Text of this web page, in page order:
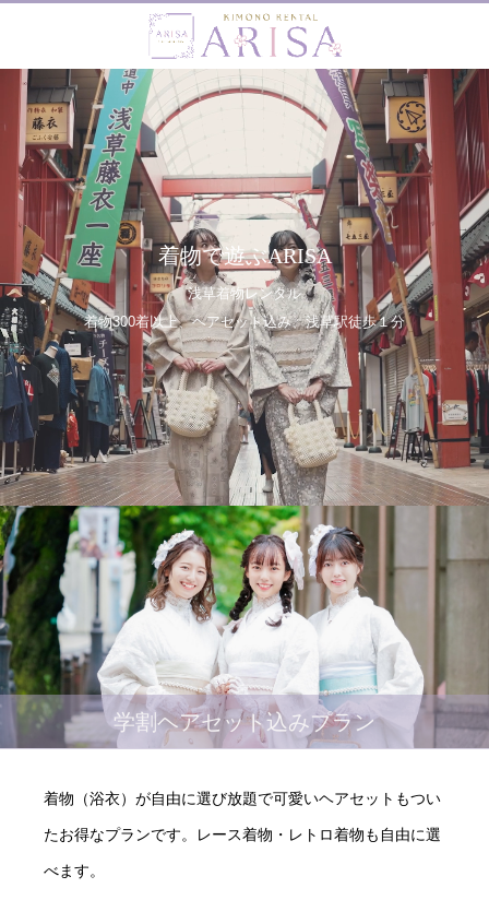
着物で遊ぶARISA
浅草着物レンタル
着物300着以上、ヘアセット込み、浅草駅徒歩１分
学割ヘアセット込みプラン
着物（浴衣）が自由に選び放題で可愛いヘアセットもつい
たお得なプランです。レース着物・レトロ着物も自由に選
べます。